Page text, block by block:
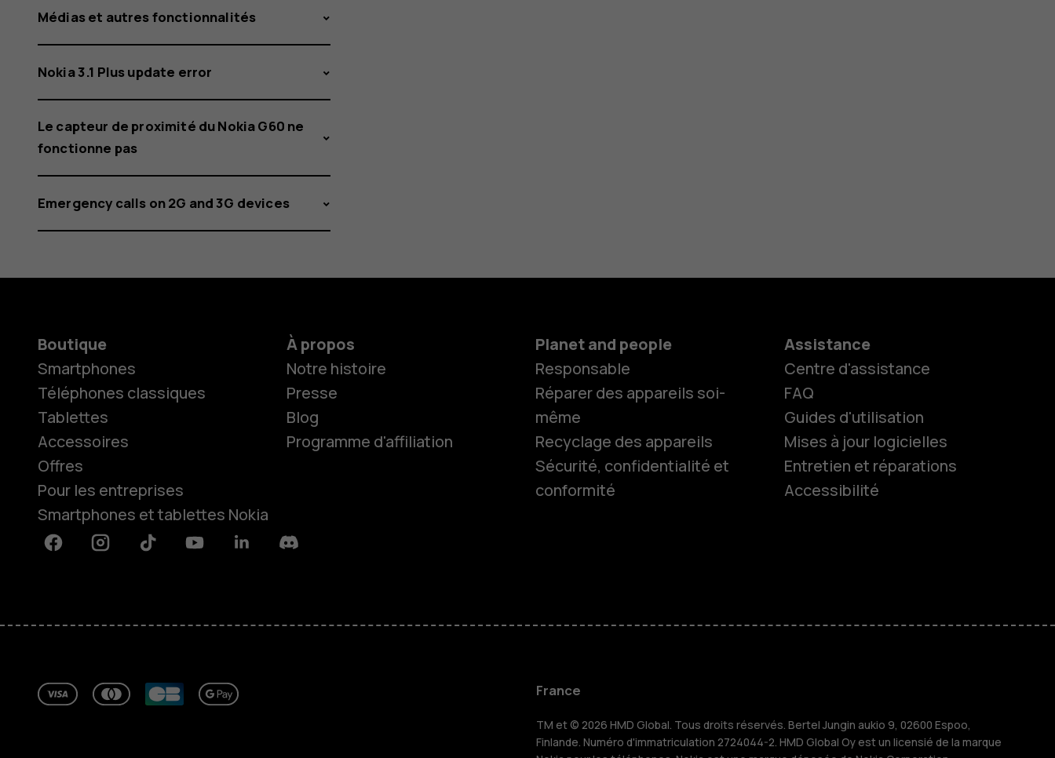
Smartphones
Pour les entreprises
À propos
Médias et autres fonctionnalités
Nokia 3.1 Plus update error
Le capteur de proximité du Nokia G60 ne
fonctionne pas
Emergency calls on 2G and 3G devices
Boutique
Smartphones
Téléphones classiques
Tablettes
Accessoires
Offres
Pour les entreprises
Smartphones et tablettes Nokia
À propos
Notre histoire
Presse
Blog
Programme d'affiliation
Planet and people
Responsable
Réparer des appareils soi-
même
Recyclage des appareils
Sécurité, confidentialité et
conformité
Assistance
Centre d'assistance
FAQ
Guides d'utilisation
Mises à jour logicielles
Entretien et réparations
Accessibilité
FacebookInstagramTiktok YoutubeLinkedinDiscord
France
TM et © 2026 HMD Global. Tous droits réservés. Bertel Jungin aukio 9, 02600 Espoo,
Finlande. Numéro d'immatriculation 2724044-2. HMD Global Oy est un licensié de la marque